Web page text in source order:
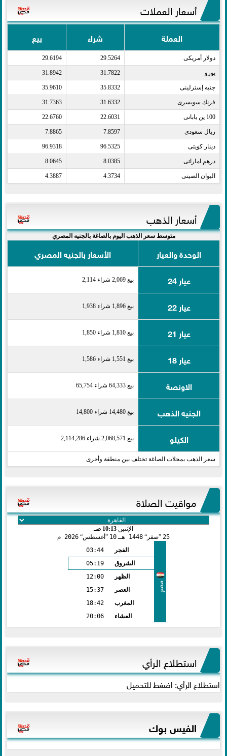
أسعار العملات
العملة شراء بيع
دولار أمريكى​ 29.5264
29.6194
يورو​ 31.7822
31.8942
جنيه إسترلينى​ 35.8332
35.9610
فرنك سويسرى​ 31.6332
31.7363
100 ين يابانى​ 22.6031
22.6760
ريال سعودى​ 7.8597
7.8865
دينار كويتى​ 96.5325
96.9318
درهم اماراتى​ 8.0385
8.0645
اليوان الصينى​ 4.3734
4.3887
أسعار الذهب
متوسط سعر الذهب اليوم بالصاغة بالجنيه المصري
الوحدة والعيار
الأسعار بالجنيه المصري
عيار 24
بيع 2,069 شراء 2,114
عيار 22 بيع 1,896 شراء 1,938
عيار 21 بيع 1,810 شراء 1,850
عيار 18 بيع 1,551 شراء 1,586
الاونصة بيع 64,333 شراء 65,754
الجنيه الذهب بيع 14,480 شراء 14,800
الكيلو بيع 2,068,571 شراء 2,114,286
سعر الذهب بمحلات الصاغة تختلف بين منطقة وأخرى
مواقيت الصلاة
الإثنين 10:13 صـ
25
صفر 1448 هـ 10 أغسطس 2026 م
مصر
الفجر
03:44
الشروق
05:19
الظهر
12:00
العصر
15:37
المغرب
18:42
العشاء
20:06
استطلاع الرأي
استطلاع الرأي: اضغط للتحميل
الفيس بوك